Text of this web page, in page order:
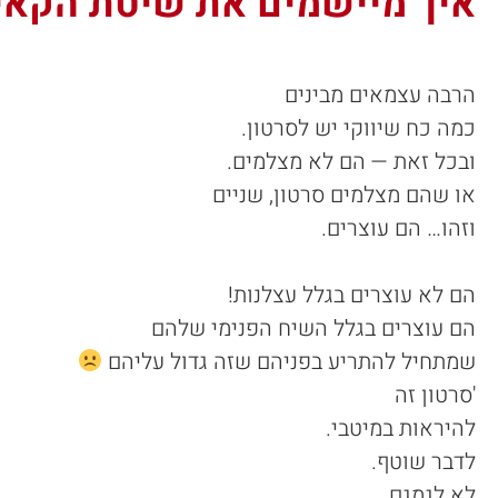
הרבה עצמאים מבינים
כמה כח שיווקי יש לסרטון.
ובכל זאת — הם לא מצלמים.
או שהם מצלמים סרטון, שניים
וזהו… הם עוצרים.
הם לא עוצרים בגלל עצלנות!
הם עוצרים בגלל השיח הפנימי שלהם
שמתחיל להתריע בפניהם שזה גדול עליהם
'סרטון זה
להיראות במיטבי.
לדבר שוטף.